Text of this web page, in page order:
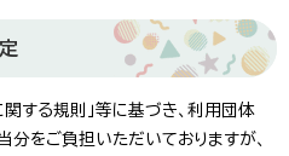
する規則」等に基づき、利用団体
をご負担いただいておりますが、